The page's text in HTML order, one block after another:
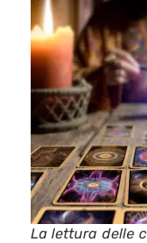
La lettura delle